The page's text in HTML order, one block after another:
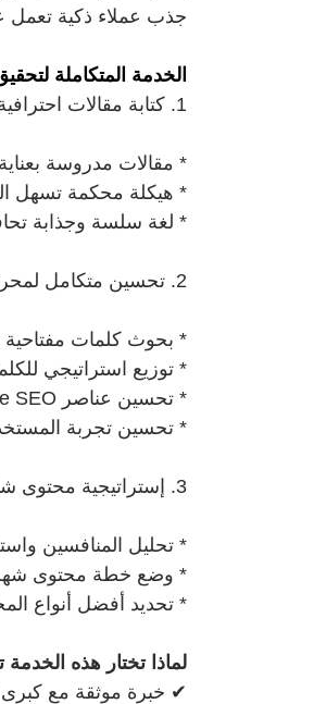
جذب عملاء ذكية تعمل
الخدمة المتكاملة
1. كتابة مقالات احترافية مدعومة بخبرة 8+ سنوات
* مقالات مدروسة
* هيكلة محكمة تسهل
* لغة سلسة وجذابة
2. تحسين متكامل لمحركات البحث (SEO)
* بحوث كلمات
* توزيع استراتيجي
* تحسين عناصر On-Page SEO كاملة (العناوين، الوصف، الروابط الداخلية)
* تحسين تجربة
3. إستراتيجية محتوى شاملة
* تحليل المنافسين
* وضع خطة محتوى
* تحديد أفضل أنواع
لماذا تختار هذه الخدمة
✔ خبرة موثقة مع كبرى